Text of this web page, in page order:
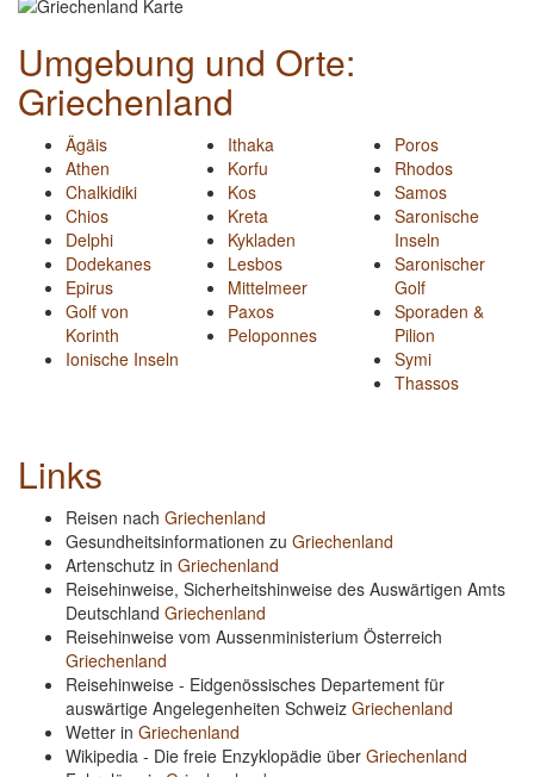
Umgebung und Orte:
Griechenland
Ägäis
Athen
Chalkidiki
Chios
Delphi
Dodekanes
Epirus
Golf von
Korinth
Ionische Inseln
Ithaka
Korfu
Kos
Kreta
Kykladen
Lesbos
Mittelmeer
Paxos
Peloponnes
Poros
Rhodos
Samos
Saronische
Inseln
Saronischer
Golf
Sporaden &
Pilion
Symi
Thassos
Links
Reisen nach Griechenland
Gesundheitsinformationen zu Griechenland
Artenschutz in Griechenland
Reisehinweise, Sicherheitshinweise des Auswärtigen Amts
Deutschland Griechenland
Reisehinweise vom Aussenministerium Österreich
Griechenland
Reisehinweise - Eidgenössisches Departement für
auswärtige Angelegenheiten Schweiz Griechenland
Wetter in Griechenland
Wikipedia - Die freie Enzyklopädie über Griechenland